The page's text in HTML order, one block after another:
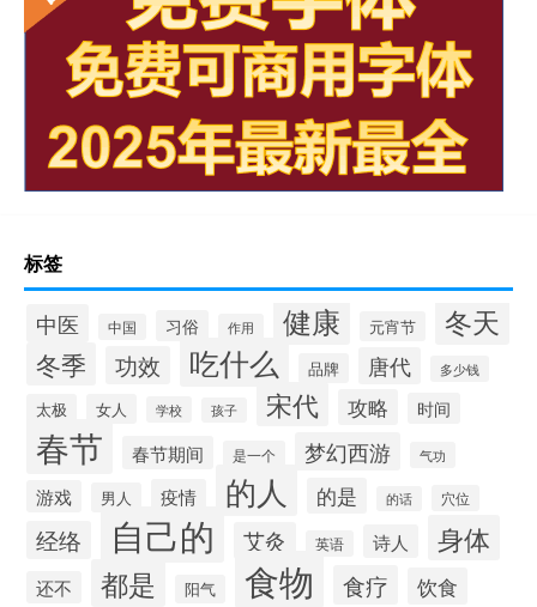
标签
中医 中国 习俗 作用 健康 元宵节 冬天
冬季 功效 吃什么 品牌 唐代 多少钱
太极 女人 学校 孩子 宋代 攻略 时间
春节 春节期间 是一个 梦幻西游 气功
游戏 男人 疫情 的人 的是 的话 穴位
经络 自己的 艾灸 英语 诗人 身体
还不 都是 阳气 食物 食疗 饮食